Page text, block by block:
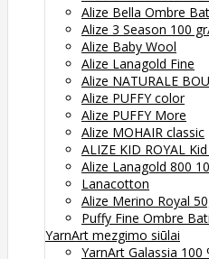
Alize Bella Ombre
Alize 3 Season 100
Alize Baby Wool
Alize Lanagold Fine
Alize NATURALE
Alize PUFFY color
Alize PUFFY More
Alize MOHAIR classic
ALIZE KID ROYAL
Alize Lanagold 800
Lanacotton
Alize Merino Royal
Puffy Fine Ombre
YarnArt mezgimo siūlai
YarnArt Galassia